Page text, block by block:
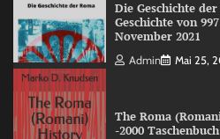
Die Geschichte
Geschichte von
November 2021
Admin Mai 25,
The Roma
-2000